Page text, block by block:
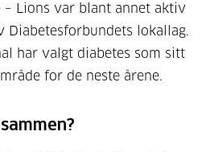
Lions var blant annet aktiv
Diabetesforbundets lokallag.
har valgt diabetes som sitt
for de neste årene.